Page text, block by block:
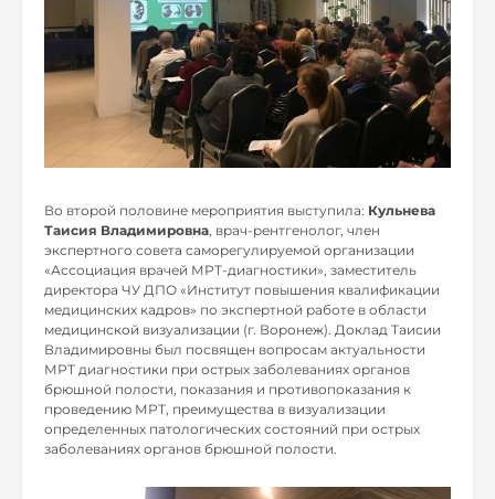
Во второй половине мероприятия выступила: Кульнева
Таисия Владимировна, врач-рентгенолог, член
экспертного совета саморегулируемой организации
«Ассоциация врачей МРТ-диагностики», заместитель
директора ЧУ ДПО «Институт повышения квалификации
медицинских кадров» по экспертной работе в области
медицинской визуализации (г. Воронеж). Доклад Таисии
Владимировны был посвящен вопросам актуальности
МРТ диагностики при острых заболеваниях органов
брюшной полости, показания и противопоказания к
проведению МРТ, преимущества в визуализации
определенных патологических состояний при острых
заболеваниях органов брюшной полости.